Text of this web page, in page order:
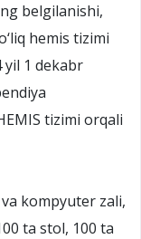
belgilanishi,
hemis tizimi
yil 1 dekabr
tizimi orqali
kompyuter zali,
ta stol, 100 ta